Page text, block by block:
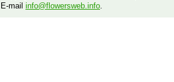
E-mail info@flowersweb.info.